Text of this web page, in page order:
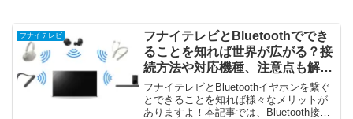
フナイテレビ
フナイテレビとBluetoothででき
ることを知れば世界が広がる？接
続方法や対応機種、注意点も解
説！
フナイテレビとBluetoothイヤホンを繋ぐ
とできることを知れば様々なメリットが
ありますよ！本記事では、Bluetooth接続